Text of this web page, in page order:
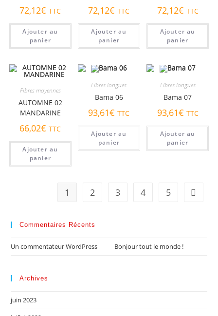
72,12€ TTC
Ajouter au
panier
72,12€ TTC
Ajouter au
panier
72,12€ TTC
Ajouter au
panier
Fibres moyennes
AUTOMNE 02
MANDARINE
66,02€ TTC
Ajouter au
panier
Fibres longues
Bama 06
93,61€ TTC
Ajouter au
panier
Fibres longues
Bama 07
93,61€ TTC
Ajouter au
panier
1 2 3 4 5
Commentaires Récents
Un commentateur WordPress Bonjour tout le monde !
Archives
juin 2023